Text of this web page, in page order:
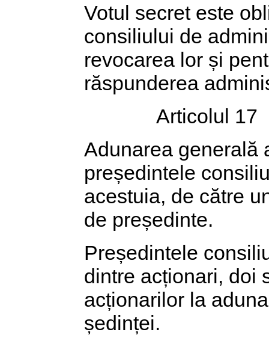
Votul secret este
consiliului de
revocarea lor și
răspunderea
Articolul 17
Adunarea generală
președintele
acestuia, de către
de președinte.
Președintele
dintre acționari, doi
acționarilor la
ședinței.